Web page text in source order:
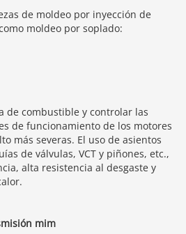
de moldeo por inyección de
moldeo por soplado:
de combustible y controlar las
de funcionamiento de los motores
más severas. El uso de asientos
de válvulas, VCT y piñones, etc.,
alta resistencia al desgaste y
mim